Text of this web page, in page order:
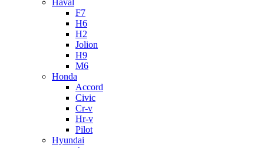
Haval
F7
H6
H2
Jolion
H9
M6
Honda
Accord
Civic
Cr-v
Hr-v
Pilot
Hyundai